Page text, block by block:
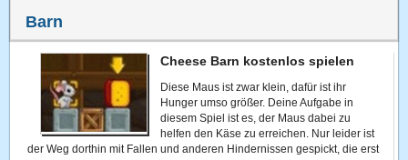
Barn
Cheese Barn kostenlos spielen
Diese Maus ist zwar klein, dafür ist ihr
Hunger umso größer. Deine Aufgabe in
diesem Spiel ist es, der Maus dabei zu
helfen den Käse zu erreichen. Nur leider ist
der Weg dorthin mit Fallen und anderen Hindernissen gespickt, die erst